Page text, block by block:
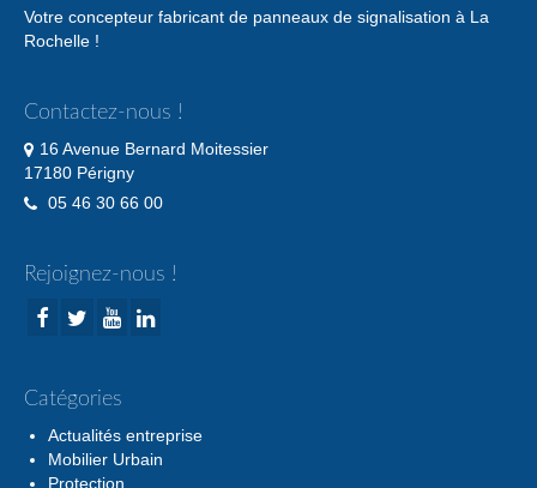
Votre concepteur fabricant de panneaux de signalisation à La
Rochelle !
Contactez-nous !
16 Avenue Bernard Moitessier
17180 Périgny
05 46 30 66 00
Rejoignez-nous !
Catégories
Actualités entreprise
Mobilier Urbain
Protection